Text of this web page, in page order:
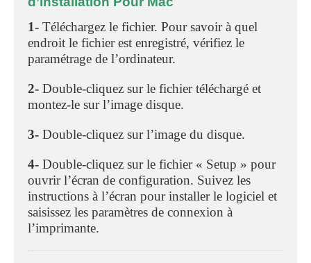
1- Téléchargez le fichier. Pour savoir à quel
endroit le fichier est enregistré, vérifiez le
paramétrage de l’ordinateur.
2- Double-cliquez sur le fichier téléchargé et
montez-le sur l’image disque.
3- Double-cliquez sur l’image du disque.
4- Double-cliquez sur le fichier « Setup » pour
ouvrir l’écran de configuration. Suivez les
instructions à l’écran pour installer le logiciel et
saisissez les paramètres de connexion à
l’imprimante.